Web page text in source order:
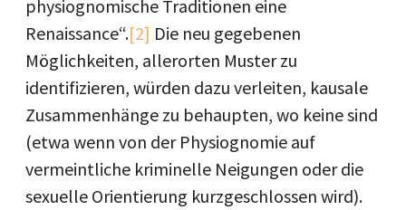
physiognomische Traditionen eine
Renaissance“.[2] Die neu gegebenen
Möglichkeiten, allerorten Muster zu
identifizieren, würden dazu verleiten, kausale
Zusammenhänge zu behaupten, wo keine sind
(etwa wenn von der Physiognomie auf
vermeintliche kriminelle Neigungen oder die
sexuelle Orientierung kurzgeschlossen wird).